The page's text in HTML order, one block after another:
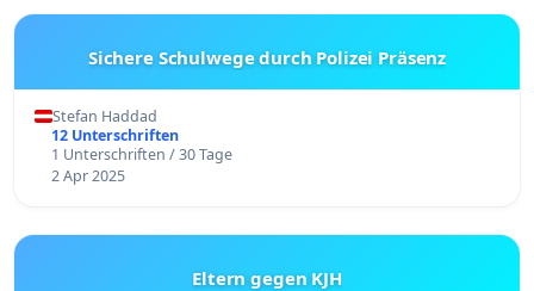
Sichere Schulwege durch Polizei Präsenz
Stefan Haddad
12 Unterschriften
1 Unterschriften / 30 Tage
2 Apr 2025
Eltern gegen KJH